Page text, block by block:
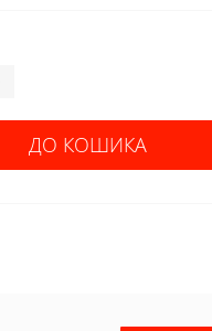
ДО КОШИКА